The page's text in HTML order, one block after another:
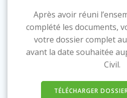
Après avoir réuni
complété les documents,
votre dossier complet
avant la date souhaitée
Civil.
TÉLÉCHARGER